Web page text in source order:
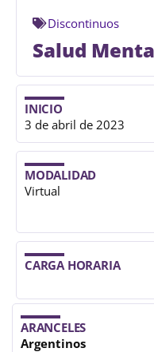
Discontinuos
Salud
INICIO
3 de abril de 2023
MODALIDAD
Virtual
CARGA HORARIA
ARANCELES
Argentinos